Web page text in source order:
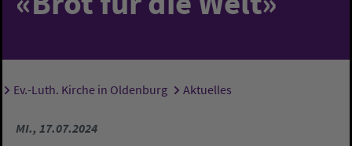
Sie sind hier:
Ev.-Luth. Kirche in Oldenburg Aktuelles
MI., 17.07.2024